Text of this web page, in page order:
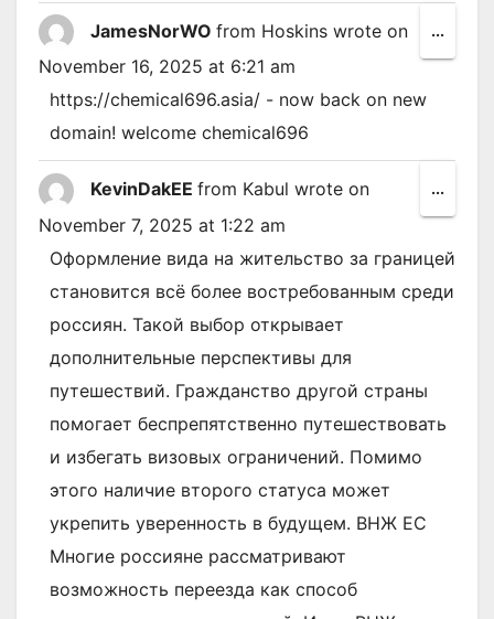
JamesNorWO from Hoskins wrote on
November 16, 2025 at 6:21 am
https://chemical696.asia/ - now back on new
domain! welcome chemical696
...
this
KevinDakEE from Kabul wrote on
November 7, 2025 at 1:22 am
Оформление вида на жительство за границей
становится всё более востребованным среди
россиян. Такой выбор открывает
дополнительные перспективы для
путешествий. Гражданство другой страны
помогает беспрепятственно путешествовать
и избегать визовых ограничений. Помимо
этого наличие второго статуса может
укрепить уверенность в будущем. ВНЖ ЕС
Многие россияне рассматривают
возможность переезда как способ
...
this